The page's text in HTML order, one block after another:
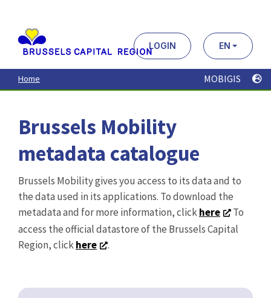
contenu
principal
LOGIN EN
Home MOBIGIS
Brussels Mobility
metadata catalogue
Brussels Mobility gives you access to its data and to
the data used in its applications. To download the
metadata and for more information, clickhere
To
access the official datastore of the Brussels Capital
Region, clickhere .